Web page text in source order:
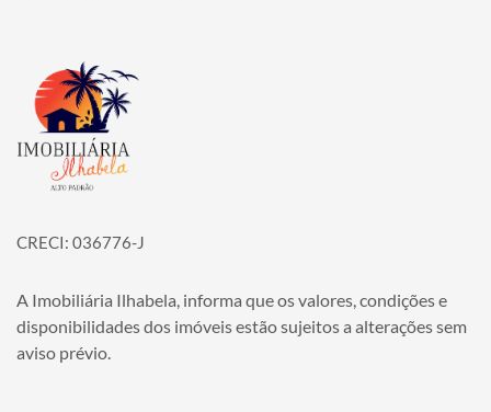
Página inicial
CRECI: 036776-J
A Imobiliária Ilhabela, informa que os valores, condições e
disponibilidades dos imóveis estão sujeitos a alterações sem
aviso prévio.